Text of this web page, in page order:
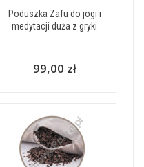
Poduszka Zafu do jogi i
medytacji duża z gryki
99,00 zł